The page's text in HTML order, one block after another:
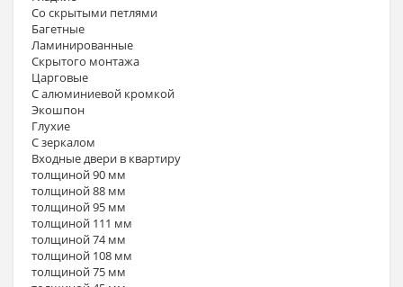
Со скрытыми петлями
Багетные
Ламинированные
Скрытого монтажа
Царговые
С алюминиевой кромкой
Экошпон
Глухие
С зеркалом
Входные двери в квартиру
толщиной 90 мм
толщиной 88 мм
толщиной 95 мм
толщиной 111 мм
толщиной 74 мм
толщиной 108 мм
толщиной 75 мм